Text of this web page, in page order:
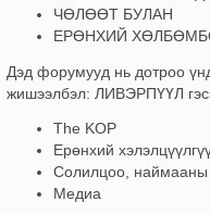
ЧӨЛӨӨТ БУЛАН
ЕРӨНХИЙ
Дэд форумууд нь дотроо
жишээлбэл: ЛИВЭРПҮҮЛ
The KOP
Ерөнхий
Солилцоо, наймааны
Медиа